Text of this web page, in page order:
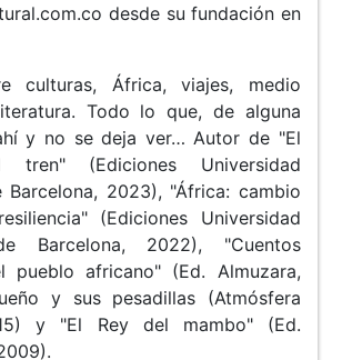
desde su fundación en
culturas, África, viajes, medio
Todo lo que, de alguna
y no se deja ver… Autor de "El
tren" (Ediciones Universidad
Barcelona, 2023), "África: cambio
(Ediciones Universidad
Barcelona, 2022), "Cuentos
pueblo africano" (Ed. Almuzara,
y sus pesadillas (Atmósfera
y "El Rey del mambo" (Ed.